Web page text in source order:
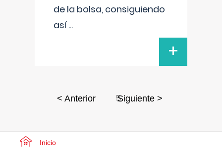
de la bolsa, consiguiendo
así...
+
< Anterior 5
Siguiente >
Inicio